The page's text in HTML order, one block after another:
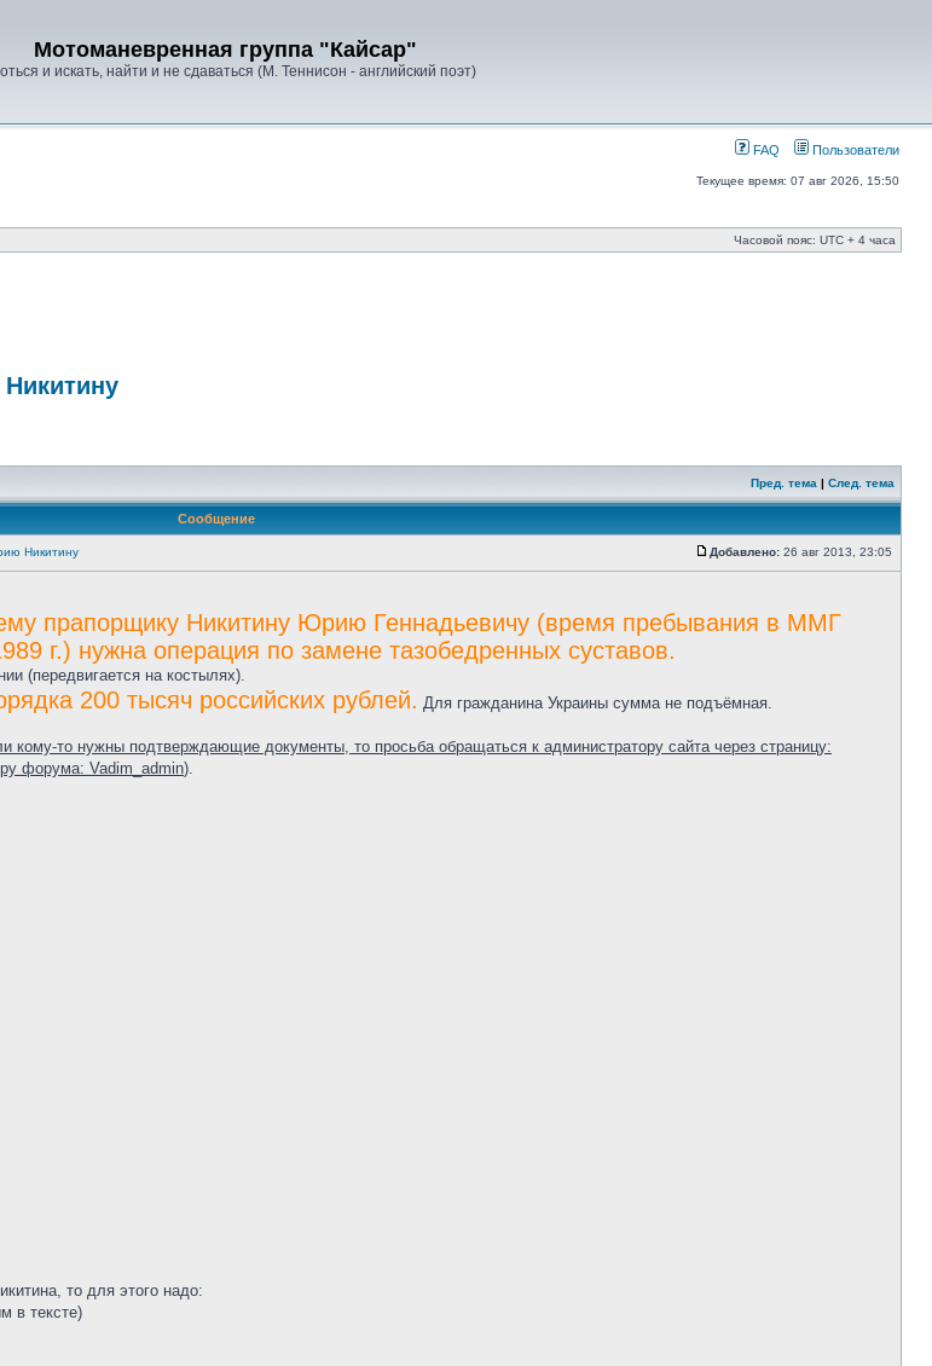
Мотоманевренная группа "Кайсар"
и искать, найти и не сдаваться (М. Теннисон - английский поэт)
FAQ Пользователи
Текущее время: 07 авг 2026, 15:50
Часовой пояс: UTC + 4 часа
Пред. тема | След. тема
Сообщение
Никитину Добавлено: 26 авг 2013, 23:05
прапорщику Никитину Юрию Геннадьевичу (время пребывания в ММГ
г.) нужна операция по замене тазобедренных суставов.
(передвигается на костылях).
200 тысяч российских рублей. Для гражданина Украины сумма не подъёмная.
то нужны подтверждающие документы, то просьба обращаться к администратору сайта через страницу:
форума: Vadim_admin).
то для этого надо:
в тексте)